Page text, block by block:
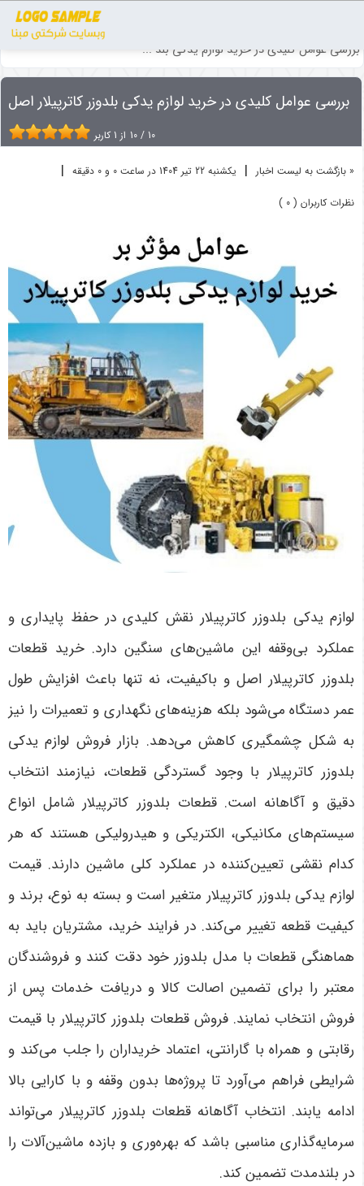
بررسی عوامل کلیدی در خرید لوازم یدکی بلد ...
بررسی عوامل کلیدی در خرید لوازم یدکی بلدوزر کاترپیلار اصل
10 / 10 از 1 کاربر
« بازگشت به لیست اخبار | یکشنبه 22 تير 1404 در ساعت 0 و 0 دقیقه |
نظرات کاربران ( 0 )
لوازم یدکی بلدوزر کاترپیلار نقش کلیدی در حفظ پایداری و
عملکرد بی‌وقفه این ماشین‌های سنگین دارد. خرید قطعات
بلدوزر کاترپیلار اصل و باکیفیت، نه تنها باعث افزایش طول
عمر دستگاه می‌شود بلکه هزینه‌های نگهداری و تعمیرات را نیز
به شکل چشمگیری کاهش می‌دهد. بازار فروش لوازم یدکی
بلدوزر کاترپیلار با وجود گستردگی قطعات، نیازمند انتخاب
دقیق و آگاهانه است. قطعات بلدوزر کاترپیلار شامل انواع
سیستم‌های مکانیکی، الکتریکی و هیدرولیکی هستند که هر
کدام نقشی تعیین‌کننده در عملکرد کلی ماشین دارند. قیمت
لوازم یدکی بلدوزر کاترپیلار متغیر است و بسته به نوع، برند و
کیفیت قطعه تغییر می‌کند. در فرایند خرید، مشتریان باید به
هماهنگی قطعات با مدل بلدوزر خود دقت کنند و فروشندگان
معتبر را برای تضمین اصالت کالا و دریافت خدمات پس از
فروش انتخاب نمایند. فروش قطعات بلدوزر کاترپیلار با قیمت
رقابتی و همراه با گارانتی، اعتماد خریداران را جلب می‌کند و
شرایطی فراهم می‌آورد تا پروژه‌ها بدون وقفه و با کارایی بالا
ادامه یابند. انتخاب آگاهانه قطعات بلدوزر کاترپیلار می‌تواند
سرمایه‌گذاری مناسبی باشد که بهره‌وری و بازده ماشین‌آلات را
در بلندمدت تضمین کند.